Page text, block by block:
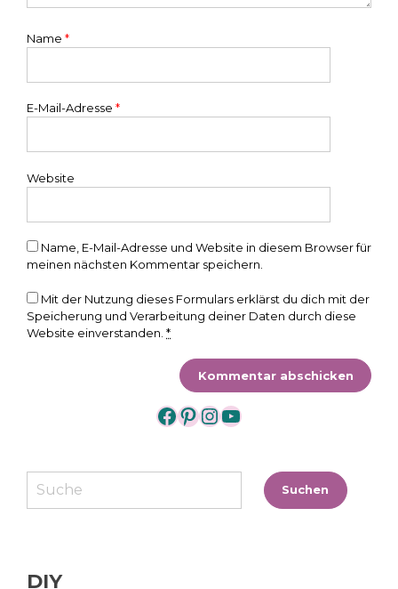
Name *
E-Mail-Adresse *
Website
Name, E-Mail-Adresse und Website in diesem Browser für
meinen nächsten Kommentar speichern.
Mit der Nutzung dieses Formulars erklärst du dich mit der
Speicherung und Verarbeitung deiner Daten durch diese
Website einverstanden. *
https://
https://
https://
https://
Suchen Suchen
DIY